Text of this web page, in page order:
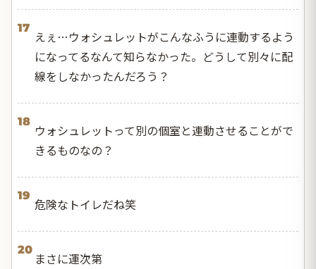
17
えぇ…ウォシュレットがこんなふうに連動するよう
になってるなんて知らなかった。どうして別々に配
線をしなかったんだろう？
18
ウォシュレットって別の個室と連動させることがで
きるものなの？
19
危険なトイレだね笑
20
まさに運次第